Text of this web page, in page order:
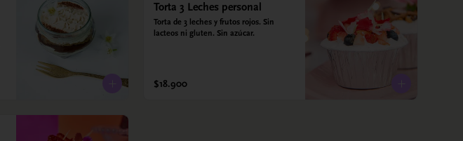
Torta 3 Leches personal
Torta de 3 leches y frutos rojos. Sin
lacteos ni gluten. Sin azúcar.
$18.900